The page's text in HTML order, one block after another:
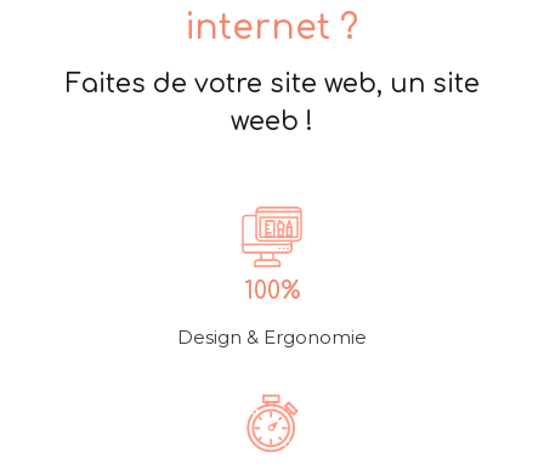
internet ?
Faites de votre site web, un site
weeb !
100%
Design & Ergonomie